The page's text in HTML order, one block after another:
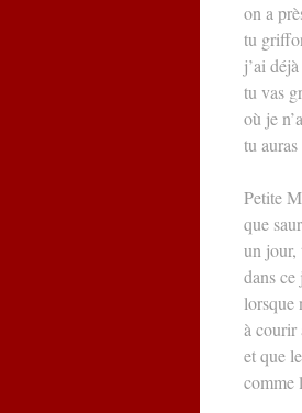
on a
tu
j’ai
tu vas
où je
tu auras
Petite
que
un jour,
dans ce
lorsque
à courir
et que
comme